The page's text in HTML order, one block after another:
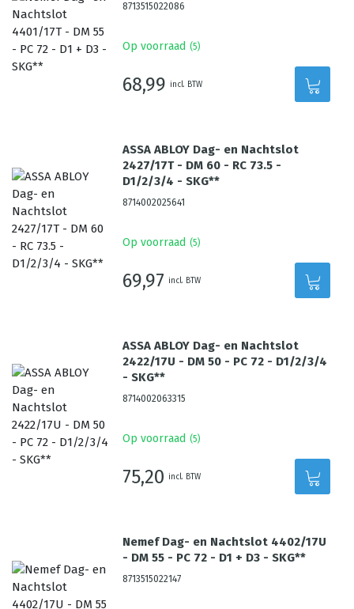
8713515022086
Op voorraad (5)
68,99 incl. BTW
ASSA ABLOY Dag- en Nachtslot
2427/17T - DM 60 - RC 73.5 -
D1/2/3/4 - SKG**
8714002025641
Op voorraad (5)
69,97 incl. BTW
ASSA ABLOY Dag- en Nachtslot
2422/17U - DM 50 - PC 72 - D1/2/3/4
- SKG**
8714002063315
Op voorraad (5)
75,20 incl. BTW
Nemef Dag- en Nachtslot 4402/17U
- DM 55 - PC 72 - D1 + D3 - SKG**
8713515022147